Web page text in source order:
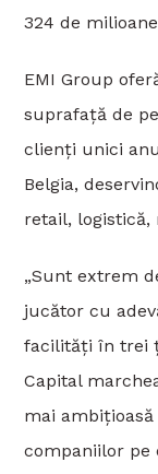
324 de
EMI Group
suprafață de
clienți unici
Belgia,
retail, logistică,
„Sunt extrem
jucător cu
facilități în trei
Capital
mai
companiilor pe